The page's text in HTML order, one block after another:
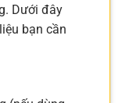
Dưới đây
bạn cần